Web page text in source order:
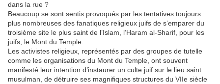
dans la rue ?
Beaucoup se sont sentis provoqués par les tentatives toujours
plus nombreuses des fanatiques religieux juifs de s’emparer du
troisième site le plus saint de l’Islam, l’Haram al-Sharif, pour les
juifs, le Mont du Temple.
Les activistes religieux, représentés par des groupes de tutelle
comme les organisations du Mont du Temple, ont souvent
manifesté leur intention d’instaurer un culte juif sur le lieu saint
musulman, de détruire ses magnifiques structures du VIIe siècle